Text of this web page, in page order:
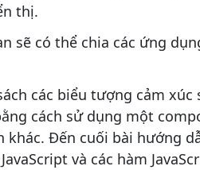
thị.
sẽ có thể chia các ứng
các biểu tượng cảm
cách sử dụng một
Đến cuối bài hướng
và các hàm